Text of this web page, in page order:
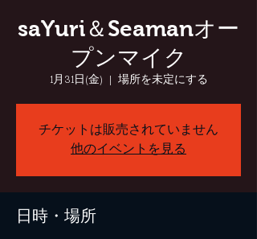
saYuri＆Seamanオー
プンマイク
1月31日(金)
  |
場所を未定にする
チケットは販売されていません
他のイベントを見る
日時・場所